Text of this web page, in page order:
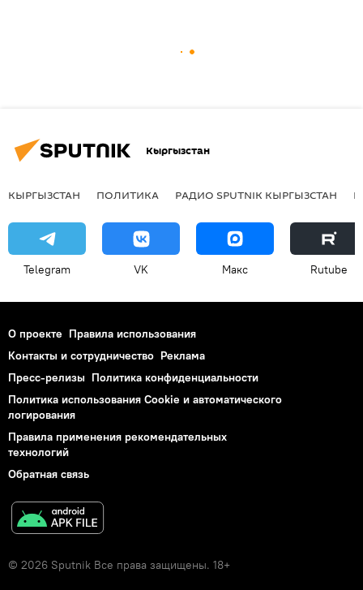
Кыргызстан
КЫРГЫЗСТАН ПОЛИТИКА РАДИО SPUTNIK КЫРГЫЗСТАН
Telegram VK Макс Rutube
О проекте Правила использования
Контакты и сотрудничество Реклама
Пресс-релизы Политика конфиденциальности
Политика использования Cookie и автоматического
логирования
Правила применения рекомендательных
технологий
Обратная связь
© 2026 Sputnik Все права защищены. 18+